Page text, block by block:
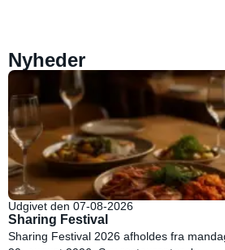
Nyheder
Udgivet den 07-08-2026
Sharing Festival
Sharing Festival 2026 afholdes fra